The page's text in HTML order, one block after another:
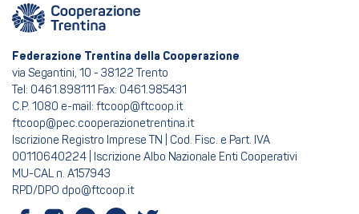
Federazione Trentina della Cooperazione
via Segantini, 10 - 38122 Trento
Tel: 0461.898111 Fax: 0461.985431
C.P. 1080 e-mail: ftcoop@ftcoop.it
ftcoop@pec.cooperazionetrentina.it
Iscrizione Registro Imprese TN | Cod. Fisc. e Part. IVA
00110640224 | Iscrizione Albo Nazionale Enti Cooperativi
MU-CAL n. A157943
RPD/DPO dpo@ftcoop.it